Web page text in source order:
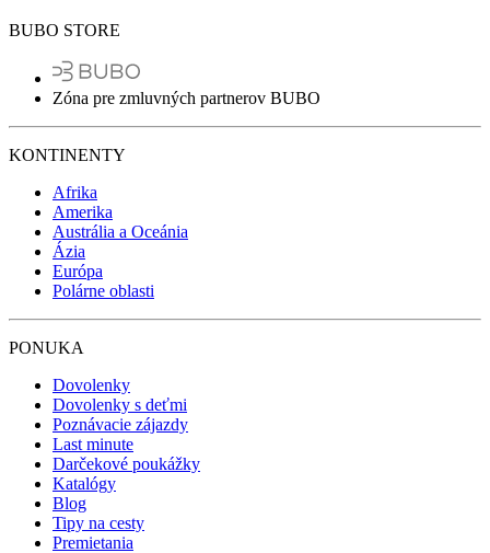
BUBO STORE
Zóna pre zmluvných partnerov BUBO
KONTINENTY
Afrika
Amerika
Austrália a Oceánia
Ázia
Európa
Polárne oblasti
PONUKA
Dovolenky
Dovolenky s deťmi
Poznávacie zájazdy
Last minute
Darčekové poukážky
Katalógy
Blog
Tipy na cesty
Premietania